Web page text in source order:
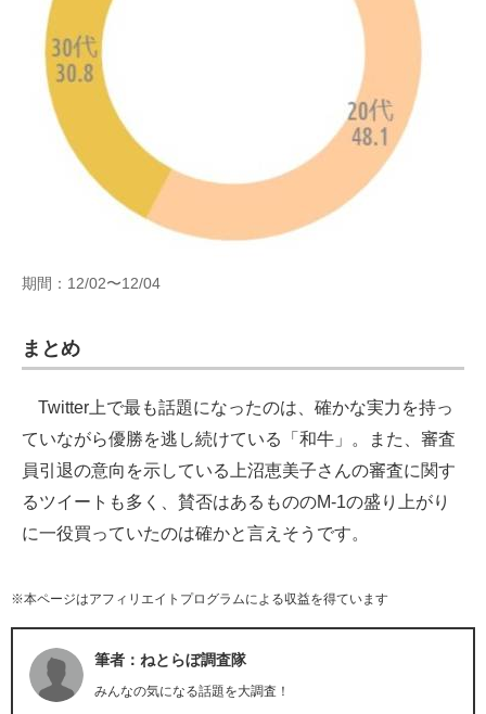
期間：12/02〜12/04
まとめ
Twitter上で最も話題になったのは、確かな実力を持っ
ていながら優勝を逃し続けている「和牛」。また、審査
員引退の意向を示している上沼恵美子さんの審査に関す
るツイートも多く、賛否はあるもののM-1の盛り上がり
に一役買っていたのは確かと言えそうです。
※本ページはアフィリエイトプログラムによる収益を得ています
筆者：ねとらぼ調査隊
みんなの気になる話題を大調査！